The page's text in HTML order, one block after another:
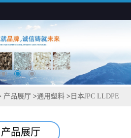
产品展厅 >通用塑料 > 日本JPC LLDPE
产品展厅